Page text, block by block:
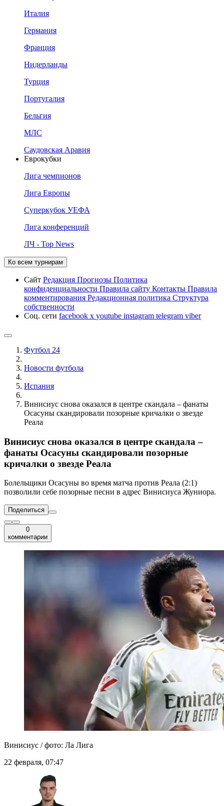
Италия
Германия
Франция
Нидерланды
Турция
Португалия
Бельгия
МЛС
Саудовская Аравия
Еврокубки
Лига чемпионов
Лига Европы
Суперкубок УЕФА
Лига конференций
ЛЧ - Top News
Ко всем турнирам
Сайт Редакция Прогнозы Политика
конфиденциальности Правила сайту Контакты Правила
комментирования Редакционная политика Структура
собственности
Соц. сети facebook x youtube instagram telegram viber
Футбол 24
Новости футбола
Испания
Винисиус снова оказался в центре скандала – фанаты
Осасуны скандировали позорные кричалки о звезде
Реала
Винисиус снова оказался в центре скандала –
фанаты Осасуны скандировали позорные
кричалки о звезде Реала
Болельщики Осасуны во время матча против Реала (2:1)
позволили себе позорные песни в адрес Винисиуса Жуниора.
Поделиться
0
комментарии
Винисиус / фото: Ла Лига
22 февраля, 07:47